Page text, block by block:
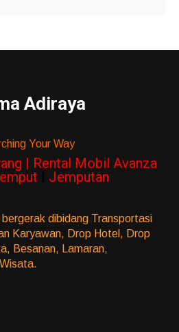
Adiraya
Your Way
| Rental Mobil Avanza
Jemputan
dibidang Transportasi
Karyawan, Drop Hotel, Drop
Besanan, Lamaran,